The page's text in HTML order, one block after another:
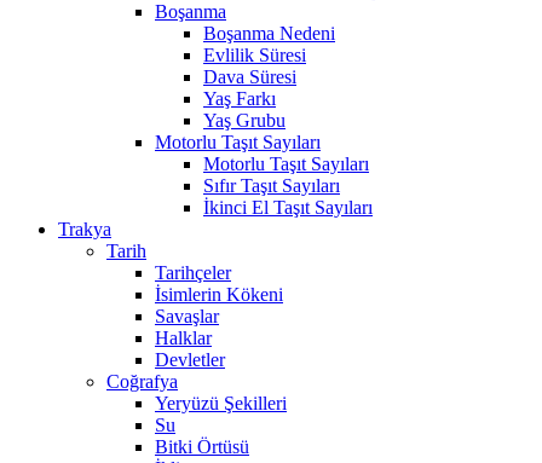
Boşanma
Boşanma Nedeni
Evlilik Süresi
Dava Süresi
Yaş Farkı
Yaş Grubu
Motorlu Taşıt Sayıları
Motorlu Taşıt Sayıları
Sıfır Taşıt Sayıları
İkinci El Taşıt Sayıları
Trakya
Tarih
Tarihçeler
İsimlerin Kökeni
Savaşlar
Halklar
Devletler
Coğrafya
Yeryüzü Şekilleri
Su
Bitki Örtüsü